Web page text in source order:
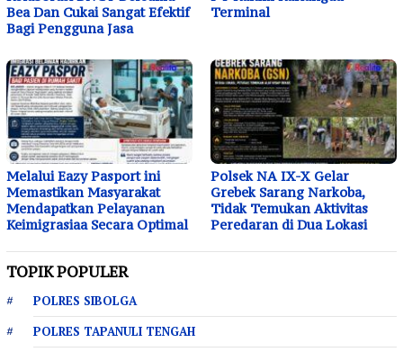
Bea Dan Cukai Sangat Efektif
Bagi Pengguna Jasa
Terminal
Melalui Eazy Pasport ini
Memastikan Masyarakat
Mendapatkan Pelayanan
Keimigrasiaa Secara Optimal
Polsek NA IX-X Gelar
Grebek Sarang Narkoba,
Tidak Temukan Aktivitas
Peredaran di Dua Lokasi
TOPIK POPULER
POLRES SIBOLGA
POLRES TAPANULI TENGAH